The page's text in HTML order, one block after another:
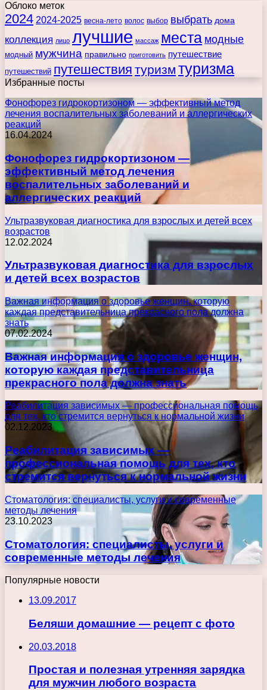
Облоко меток
2024 2024-2025 весна-лето волос выбор выбрать дома
коллекция лицо лучшие массаж места модные
модный мужчина правильно приготовить путешествие
путешествий путешествия туризм туризма
Избранные посты
Фонофорез гидрокортизоном — эффективный метод
лечения воспалительных заболеваний и аллергических
реакций
16.04.2024
Фонофорез гидрокортизоном —
эффективный метод лечения
воспалительных заболеваний и
аллергических реакций
Ультразвуковая диагностика для взрослых и детей всех
возрастов
12.02.2024
Ультразвуковая диагностика для взрослых
и детей всех возрастов
Важная информация о здоровье женщин, которую
каждая представительница прекрасного пола должна
знать
07.02.2024
Важная информация о здоровье женщин,
которую каждая представительница
прекрасного пола должна знать
Реабилитация зависимых — профессиональная помощь
для тех, кто стремится вернуться к нормальной жизни
02.12.2023
Реабилитация зависимых —
профессиональная помощь для тех, кто
стремится вернуться к нормальной жизни
Стоматология: специалисты, услуги и современные
методы лечения
23.10.2023
Стоматология: специалисты, услуги и
современные методы лечения
Популярные новости
13.09.2017
Беляши домашние — рецепт с фото
20.03.2018
Простая и полезная утренняя зарядка
для мужчин любого возраста